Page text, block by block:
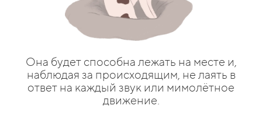
Она будет способна лежать на месте и,
наблюдая за происходящим, не лаять в
ответ на каждый звук или мимолётное
движение.